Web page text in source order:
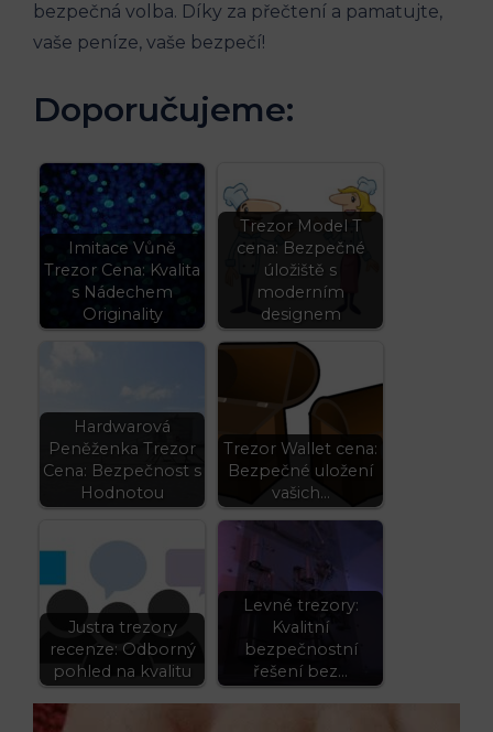
bezpečná volba. Díky za přečtení a pamatujte,
vaše peníze, vaše bezpečí!
Doporučujeme:
Imitace Vůně
Trezor Cena: Kvalita
s Nádechem
Originality
Trezor Model T
cena: Bezpečné
úložiště s
moderním
designem
Hardwarová
Peněženka Trezor
Cena: Bezpečnost s
Hodnotou
Trezor Wallet cena:
Bezpečné uložení
vašich…
Justra trezory
recenze: Odborný
pohled na kvalitu
Levné trezory:
Kvalitní
bezpečnostní
řešení bez…